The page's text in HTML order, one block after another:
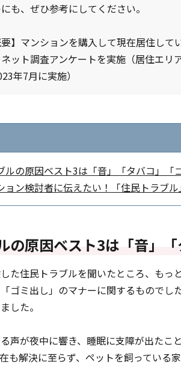
も、ぜひ参考にしてください。
要】マンションを購入して現在居住し
ット調査アンケートを実施（居住エリ
年7月に実施）
ルの原因ベスト3は「音」「タバコ」「
ョン検討者に伝えたい！「住民トラブ
の原因ベスト3は「音」「
た住民トラブルを聞いたところ、も
「ゴミ出し」のマナーに関するもので
した。
る声が夜中に響き、睡眠に支障が出た
も解決に至らず、ペットを飼っている